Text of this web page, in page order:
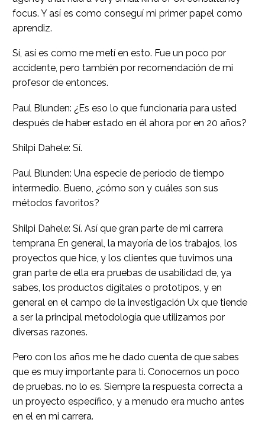
focus. Y así es como conseguí mi primer papel como
aprendiz.
Sí, así es como me metí en esto. Fue un poco por
accidente, pero también por recomendación de mi
profesor de entonces.
Paul Blunden: ¿Es eso lo que funcionaría para usted
después de haber estado en él ahora por en 20 años?
Shilpi Dahele: Sí.
Paul Blunden: Una especie de período de tiempo
intermedio. Bueno, ¿cómo son y cuáles son sus
métodos favoritos?
Shilpi Dahele: Sí. Así que gran parte de mi carrera
temprana En general, la mayoría de los trabajos, los
proyectos que hice, y los clientes que tuvimos una
gran parte de ella era pruebas de usabilidad de, ya
sabes, los productos digitales o prototipos, y en
general en el campo de la investigación Ux que tiende
a ser la principal metodología que utilizamos por
diversas razones.
Pero con los años me he dado cuenta de que sabes
que es muy importante para ti. Conocernos un poco
de pruebas. no lo es. Siempre la respuesta correcta a
un proyecto específico, y a menudo era mucho antes
en el en mi carrera.